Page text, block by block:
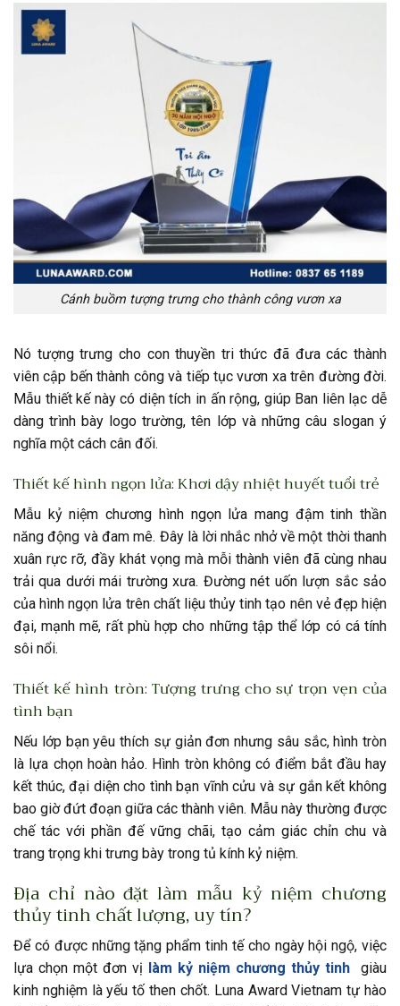
Cánh buồm tượng trưng cho thành công vươn xa
Nó tượng trưng cho con thuyền tri thức đã đưa các thành
viên cập bến thành công và tiếp tục vươn xa trên đường đời.
Mẫu thiết kế này có diện tích in ấn rộng, giúp Ban liên lạc dễ
dàng trình bày logo trường, tên lớp và những câu slogan ý
nghĩa một cách cân đối.
Thiết kế hình ngọn lửa: Khơi dậy nhiệt huyết tuổi trẻ
Mẫu kỷ niệm chương hình ngọn lửa mang đậm tinh thần
năng động và đam mê. Đây là lời nhắc nhở về một thời thanh
xuân rực rỡ, đầy khát vọng mà mỗi thành viên đã cùng nhau
trải qua dưới mái trường xưa. Đường nét uốn lượn sắc sảo
của hình ngọn lửa trên chất liệu thủy tinh tạo nên vẻ đẹp hiện
đại, mạnh mẽ, rất phù hợp cho những tập thể lớp có cá tính
sôi nổi.
Thiết kế hình tròn: Tượng trưng cho sự trọn vẹn của
tình bạn
Nếu lớp bạn yêu thích sự giản đơn nhưng sâu sắc, hình tròn
là lựa chọn hoàn hảo. Hình tròn không có điểm bắt đầu hay
kết thúc, đại diện cho tình bạn vĩnh cửu và sự gắn kết không
bao giờ đứt đoạn giữa các thành viên. Mẫu này thường được
chế tác với phần đế vững chãi, tạo cảm giác chỉn chu và
trang trọng khi trưng bày trong tủ kính kỷ niệm.
Địa chỉ nào đặt làm mẫu kỷ niệm chương
thủy tinh chất lượng, uy tín?
Để có được những tặng phẩm tinh tế cho ngày hội ngộ, việc
lựa chọn một đơn vị
làm kỷ niệm chương thủy tinh giàu
kinh nghiệm là yếu tố then chốt. Luna Award Vietnam tự hào